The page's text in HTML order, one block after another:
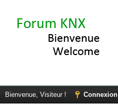
Bienvenue, Visiteur ! Connexion